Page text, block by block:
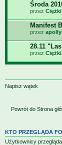
Środa
przez Ciężki
Manifest
przez
28.11
przez Ciężki
Napisz wątek
Powrót do Strona
KTO PRZEGLĄDA
Użytkownicy